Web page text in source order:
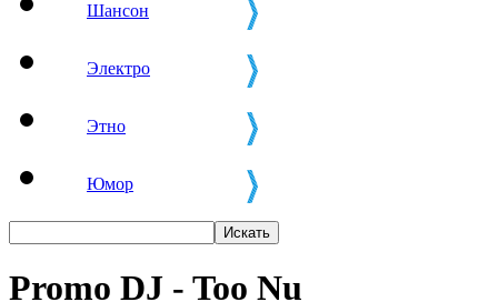
Шансон
Электро
Этно
Юмор
Promo DJ - Too Nu